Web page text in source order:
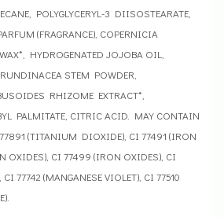
POLYGLYCERYL-3 DIISOSTEARATE,
(FRAGRANCE), COPERNICIA
HYDROGENATED JOJOBA OIL,
STEM POWDER,
RHIZOME EXTRACT*,
PALMITATE, CITRIC ACID. MAY CONTAIN
(TITANIUM DIOXIDE), CI 77491 (IRON
OXIDES), CI 77499 (IRON OXIDES), CI
77742 (MANGANESE VIOLET), CI 77510